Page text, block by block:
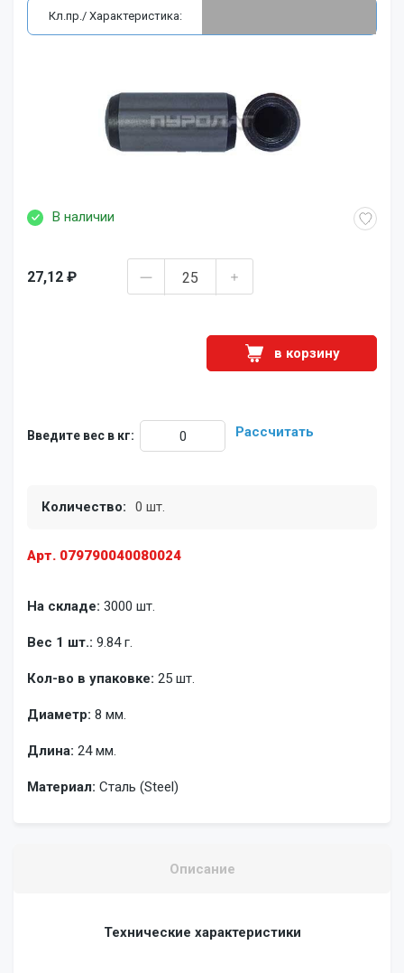
Арт. 079790040080024
В наличии
На складе: 3000 шт.
Вес 1 шт.: 9.84 г.
Кол-во в упаковке: 25 шт.
Диаметр: 8 мм.
Длина: 24 мм.
Материал: Сталь (Steel)
27,12 ₽
в корзину
Введите вес в кг: Рассчитать
Количество: 0 шт.
Кл.пр./ Характеристика:
Описание
Технические характеристики